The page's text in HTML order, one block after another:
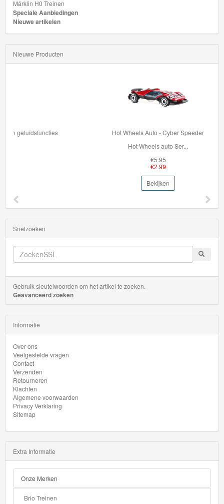
Märklin H0 Treinen
Speciale Aanbiedingen
Nieuwe artikelen
Nieuwe Producten
Hot Wheels Auto - Cyber Speeder
Hot Wheels auto Ser...
Snelzoeken
Gebruik sleutelwoorden om het artikel te zoeken.
Geavanceerd zoeken
Informatie
Over ons
Veelgestelde vragen
Contact
Verzenden
Retourneren
Klachten
Algemene voorwaarden
Privacy Verklaring
Sitemap
Extra Informatie
Onze Merken
Brio Treinen